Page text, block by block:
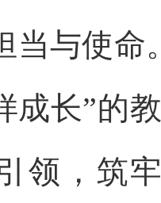
当与使命
成长”的
领，筑